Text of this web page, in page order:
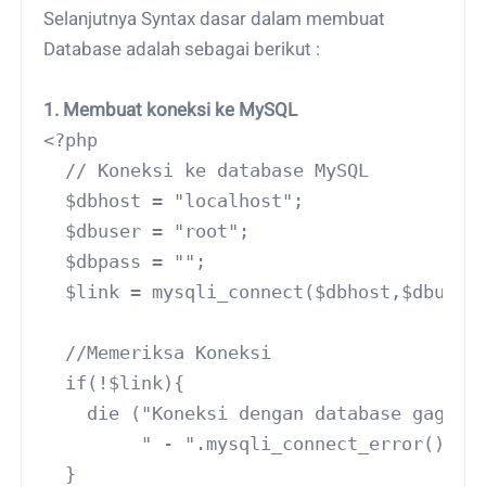
Selanjutnya Syntax dasar dalam membuat
Database adalah sebagai berikut :
1. Membuat koneksi ke MySQL
<?php
  // Koneksi ke database MySQL
  $dbhost = "localhost";
  $dbuser = "root";
  $dbpass = "";
$link =
  //Memeriksa Koneksi
  if(!$link){
die ("Koneksi dengan database
         " - ".mysqli_connect_error());
  }